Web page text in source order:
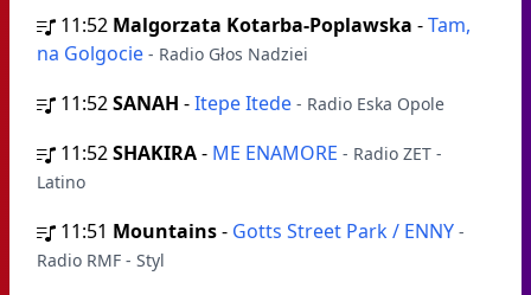
11:52 Malgorzata Kotarba-Poplawska -Tam,
na Golgocie - Radio Głos Nadziei
11:52SANAH -Itepe Itede - Radio Eska Opole
11:52SHAKIRA- ME ENAMORE - Radio ZET -
Latino
11:51 Mountains- Gotts Street Park / ENNY -
Radio RMF - Styl